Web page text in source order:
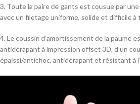
3. Toute la paire de gants est cousue par
avec un filetage uniforme, solide et difficile à
4. Le coussin d’amortissement de la paume
antidérapant à impression offset 3D, d’un
épaissi/antichoc, antidérapant et résistant à